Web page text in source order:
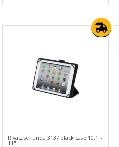
Rivacase funda 3137 black case 10.1"-
11"